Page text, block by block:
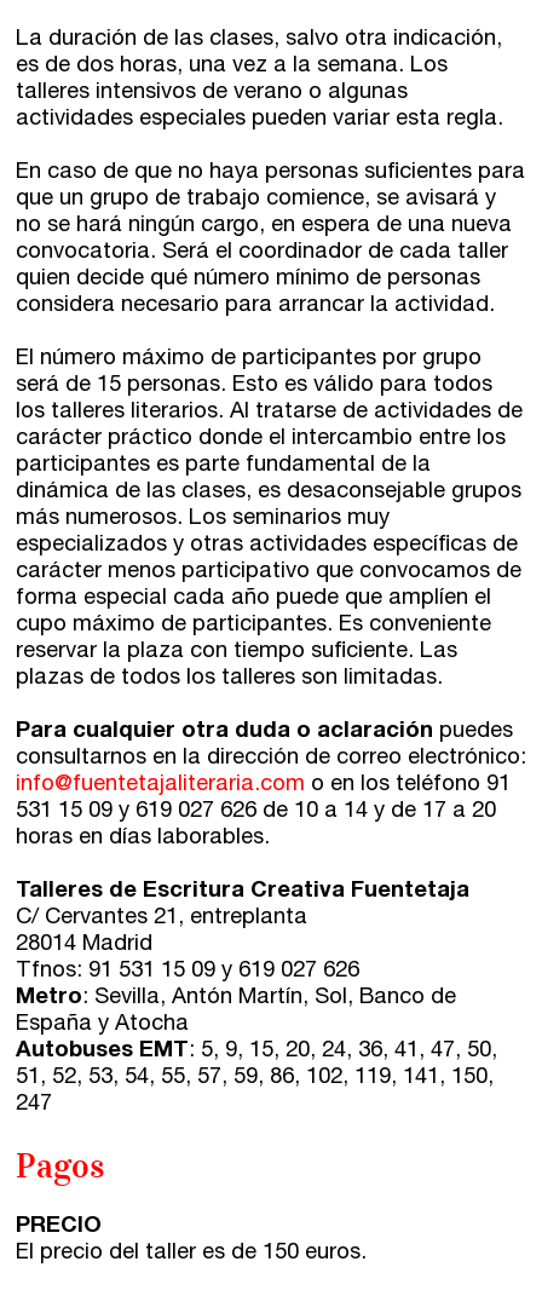
La duración de las clases, salvo otra indicación,
es de dos horas, una vez a la semana. Los
talleres intensivos de verano o algunas
actividades especiales pueden variar esta regla.
En caso de que no haya personas suficientes para
que un grupo de trabajo comience, se avisará y
no se hará ningún cargo, en espera de una nueva
convocatoria. Será el coordinador de cada taller
quien decide qué número mínimo de personas
considera necesario para arrancar la actividad.
El número máximo de participantes por grupo
será de 15 personas. Esto es válido para todos
los talleres literarios. Al tratarse de actividades de
carácter práctico donde el intercambio entre los
participantes es parte fundamental de la
dinámica de las clases, es desaconsejable grupos
más numerosos. Los seminarios muy
especializados y otras actividades específicas de
carácter menos participativo que convocamos de
forma especial cada año puede que amplíen el
cupo máximo de participantes. Es conveniente
reservar la plaza con tiempo suficiente. Las
plazas de todos los talleres son limitadas.
Para cualquier otra duda o aclaración puedes
consultarnos en la dirección de correo electrónico:
info@fuentetajaliteraria.com o en los teléfono 91
531 15 09 y 619 027 626 de 10 a 14 y de 17 a 20
horas en días laborables.
Talleres de Escritura Creativa Fuentetaja
C/ Cervantes 21, entreplanta
28014 Madrid
Tfnos: 91 531 15 09 y 619 027 626
Metro: Sevilla, Antón Martín, Sol, Banco de
España y Atocha
Autobuses EMT : 5, 9, 15, 20, 24, 36, 41, 47, 50,
51, 52, 53, 54, 55, 57, 59, 86, 102, 119, 141, 150,
247
Pagos
PRECIO
El precio del taller es de 150 euros.